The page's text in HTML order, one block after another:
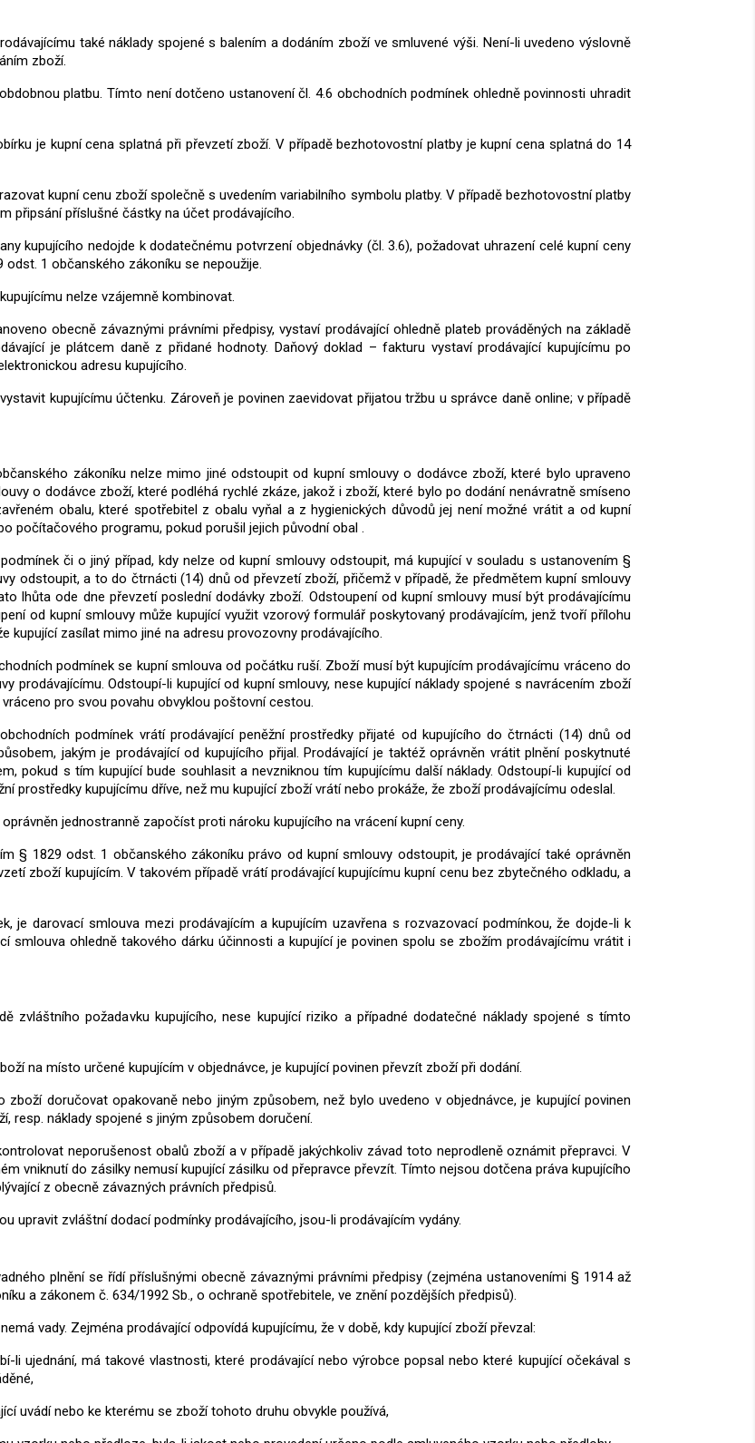
také náklady spojené s balením a dodáním zboží ve smluvené výši. Není-li uvedeno výslovně
zboží.
platbu. Tímto není dotčeno ustanovení čl. 4.6 obchodních podmínek ohledně povinnosti uhradit
je kupní cena splatná při převzetí zboží. V případě bezhotovostní platby je kupní cena splatná do 14
kupní cenu zboží společně s uvedením variabilního symbolu platby. V případě bezhotovostní platby
připsání příslušné částky na účet prodávajícího.
kupujícího nedojde k dodatečnému potvrzení objednávky (čl. 3.6), požadovat uhrazení celé kupní ceny
1 občanského zákoníku se nepoužije.
nelze vzájemně kombinovat.
obecně závaznými právními předpisy, vystaví prodávající ohledně plateb prováděných na základě
je plátcem daně z přidané hodnoty. Daňový doklad – fakturu vystaví prodávající kupujícímu po
adresu kupujícího.
kupujícímu účtenku. Zároveň je povinen zaevidovat přijatou tržbu u správce daně online; v případě
zákoníku nelze mimo jiné odstoupit od kupní smlouvy o dodávce zboží, které bylo upraveno
o dodávce zboží, které podléhá rychlé zkáze, jakož i zboží, které bylo po dodání nenávratně smíseno
obalu, které spotřebitel z obalu vyňal a z hygienických důvodů jej není možné vrátit a od kupní
počítačového programu, pokud porušil jejich původní obal .
či o jiný případ, kdy nelze od kupní smlouvy odstoupit, má kupující v souladu s ustanovením §
odstoupit, a to do čtrnácti (14) dnů od převzetí zboží, přičemž v případě, že předmětem kupní smlouvy
lhůta ode dne převzetí poslední dodávky zboží. Odstoupení od kupní smlouvy musí být prodávajícímu
od kupní smlouvy může kupující využit vzorový formulář poskytovaný prodávajícím, jenž tvoří přílohu
kupující zasílat mimo jiné na adresu provozovny prodávajícího.
podmínek se kupní smlouva od počátku ruší. Zboží musí být kupujícím prodávajícímu vráceno do
prodávajícímu. Odstoupí-li kupující od kupní smlouvy, nese kupující náklady spojené s navrácením zboží
pro svou povahu obvyklou poštovní cestou.
podmínek vrátí prodávající peněžní prostředky přijaté od kupujícího do čtrnácti (14) dnů od
jakým je prodávající od kupujícího přijal. Prodávající je taktéž oprávněn vrátit plnění poskytnuté
pokud s tím kupující bude souhlasit a nevzniknou tím kupujícímu další náklady. Odstoupí-li kupující od
prostředky kupujícímu dříve, než mu kupující zboží vrátí nebo prokáže, že zboží prodávajícímu odeslal.
jednostranně započíst proti nároku kupujícího na vrácení kupní ceny.
§ 1829 odst. 1 občanského zákoníku právo od kupní smlouvy odstoupit, je prodávající také oprávněn
zboží kupujícím. V takovém případě vrátí prodávající kupujícímu kupní cenu bez zbytečného odkladu, a
je darovací smlouva mezi prodávajícím a kupujícím uzavřena s rozvazovací podmínkou, že dojde-li k
smlouva ohledně takového dárku účinnosti a kupující je povinen spolu se zbožím prodávajícímu vrátit i
zvláštního požadavku kupujícího, nese kupující riziko a případné dodatečné náklady spojené s tímto
na místo určené kupujícím v objednávce, je kupující povinen převzít zboží při dodání.
doručovat opakovaně nebo jiným způsobem, než bylo uvedeno v objednávce, je kupující povinen
resp. náklady spojené s jiným způsobem doručení.
neporušenost obalů zboží a v případě jakýchkoliv závad toto neprodleně oznámit přepravci. V
vniknutí do zásilky nemusí kupující zásilku od přepravce převzít. Tímto nejsou dotčena práva kupujícího
z obecně závazných právních předpisů.
upravit zvláštní dodací podmínky prodávajícího, jsou-li prodávajícím vydány.
plnění se řídí příslušnými obecně závaznými právními předpisy (zejména ustanoveními § 1914 až
a zákonem č. 634/1992 Sb., o ochraně spotřebitele, ve znění pozdějších předpisů).
vady. Zejména prodávající odpovídá kupujícímu, že v době, kdy kupující zboží převzal:
li ujednání, má takové vlastnosti, které prodávající nebo výrobce popsal nebo které kupující očekával s
uvádí nebo ke kterému se zboží tohoto druhu obvykle používá,